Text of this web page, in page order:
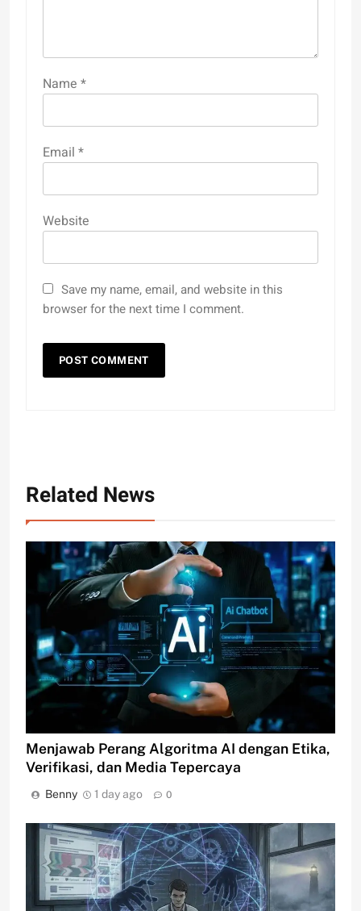
Name *
Email *
Website
Save my name, email, and website in this
browser for the next time I comment.
Related News
Menjawab Perang Algoritma AI dengan Etika,
Verifikasi, dan Media Tepercaya
Benny 1 day ago 0